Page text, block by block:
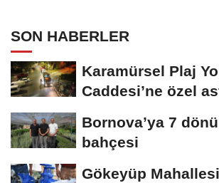
SON HABERLER
Karamürsel Plaj
Caddesi’ne özel
Bornova’ya 7
bahçesi
Gökeyüp